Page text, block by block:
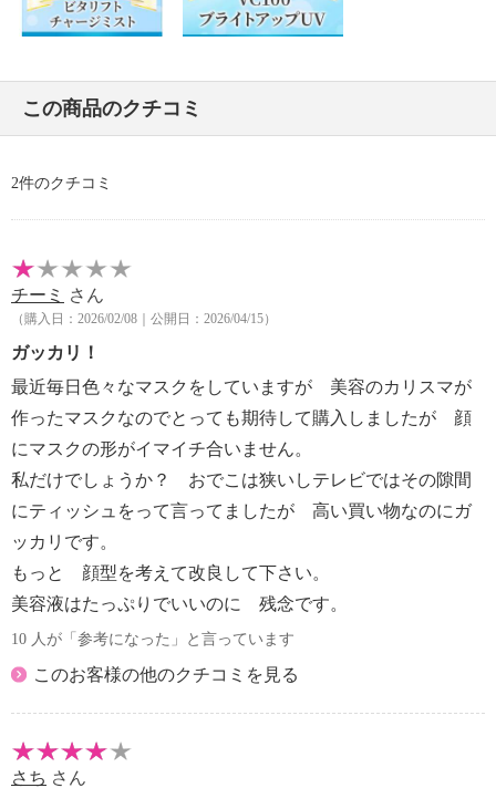
この商品のクチコミ
2件のクチコミ
チーミ さん
（購入日：2026/02/08｜公開日：2026/04/15）
ガッカリ！
最近毎日色々なマスクをしていますが 美容のカリスマが
作ったマスクなのでとっても期待して購入しましたが 顔
にマスクの形がイマイチ合いません。
私だけでしょうか？ おでこは狭いしテレビではその隙間
にティッシュをって言ってましたが 高い買い物なのにガ
ッカリです。
もっと 顔型を考えて改良して下さい。
美容液はたっぷりでいいのに 残念です。
10 人が「参考になった」と言っています
このお客様の他のクチコミを見る
さち さん